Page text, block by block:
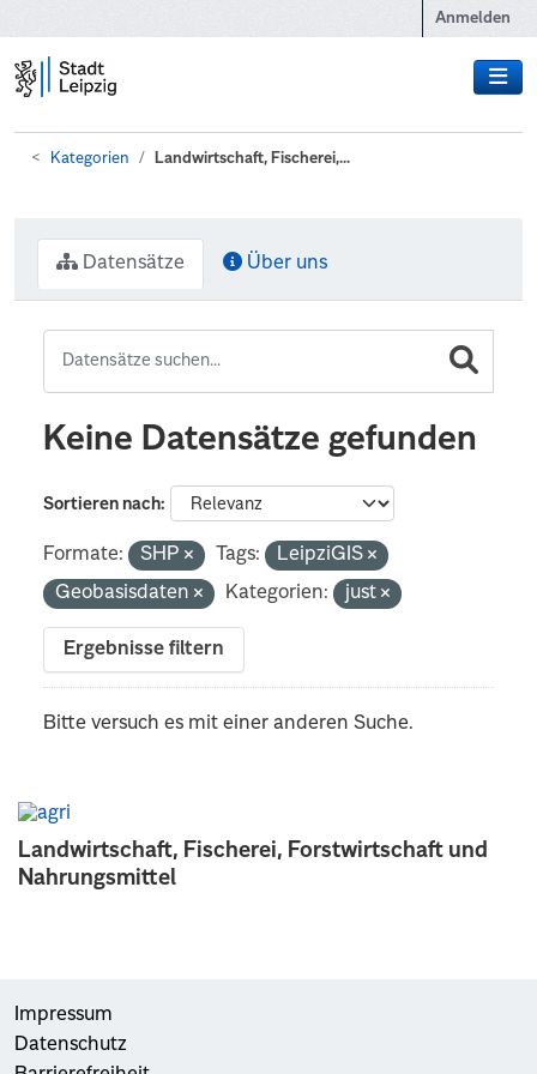
Anmelden
Kategorien Landwirtschaft, Fischerei,...
Landwirtschaft, Fischerei, Forstwirtschaft und
Nahrungsmittel
Datensätze Über uns
Keine Datensätze gefunden
Sortieren nach
Formate: SHP Tags:
LeipziGIS
Geobasisdaten
Kategorien: just
Ergebnisse filtern
Bitte versuch es mit einer anderen Suche.
Impressum
Datenschutz